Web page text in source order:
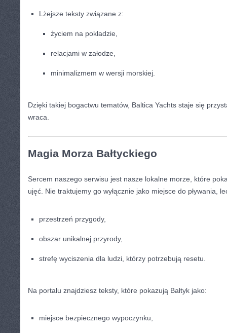
Lżejsze teksty związane z:
życiem na pokładzie,
relacjami w załodze,
minimalizmem w wersji morskiej.
Dzięki takiej bogactwu tematów, Baltica Yachts staje się
wraca.
Magia Morza Bałtyckiego
Sercem naszego serwisu jest nasze lokalne morze, które
ujęć. Nie traktujemy go wyłącznie jako miejsce do pływania,
przestrzeń przygody,
obszar unikalnej przyrody,
strefę wyciszenia dla ludzi, którzy potrzebują resetu.
Na portalu znajdziesz teksty, które pokazują Bałtyk jako:
miejsce bezpiecznego wypoczynku,